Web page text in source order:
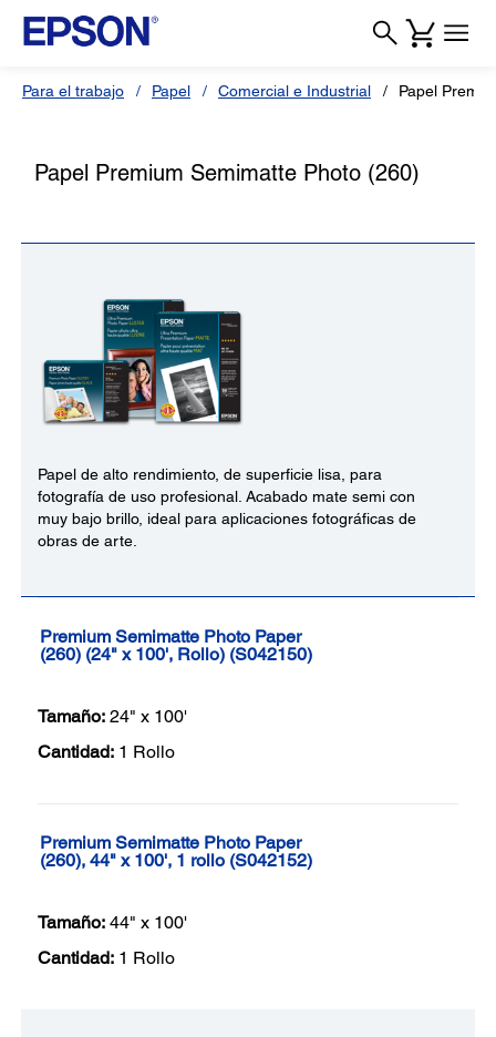
Para el trabajo Papel Comercial e Industrial Papel
Papel Premium Semimatte Photo (260)
Papel de alto rendimiento, de superficie lisa, para
fotografía de uso profesional. Acabado mate semi con
muy bajo brillo, ideal para aplicaciones fotográficas de
obras de arte.
Premium Semimatte Photo Paper
(260) (24" x 100', Rollo) (S042150)
Tamaño: 24" x 100'
Cantidad: 1 Rollo
Premium Semimatte Photo Paper
(260), 44" x 100', 1 rollo (S042152)
Tamaño: 44" x 100'
Cantidad: 1 Rollo